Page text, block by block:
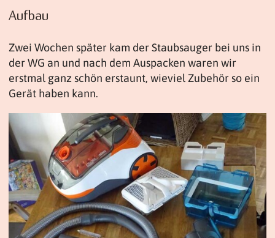
Aufbau
Zwei Wochen später kam der Staubsauger bei uns in
der WG an und nach dem Auspacken waren wir
erstmal ganz schön erstaunt, wieviel Zubehör so ein
Gerät haben kann.